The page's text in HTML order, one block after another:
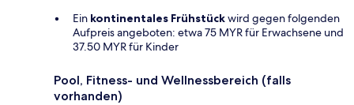
Ein kontinentales Frühstückwird gegen folgenden
Aufpreis angeboten: etwa 75 MYR für Erwachsene und
37.50 MYR für Kinder
Pool, Fitness- und Wellnessbereich (falls
vorhanden)